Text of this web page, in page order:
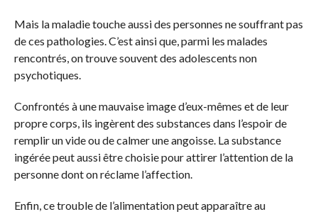
Mais la maladie touche aussi des personnes ne souffrant pas
de ces pathologies. C’est ainsi que, parmi les malades
rencontrés, on trouve souvent des adolescents non
psychotiques.
Confrontés à une mauvaise image d’eux-mêmes et de leur
propre corps, ils ingèrent des substances dans l’espoir de
remplir un vide ou de calmer une angoisse. La substance
ingérée peut aussi être choisie pour attirer l’attention de la
personne dont on réclame l’affection.
Enfin, ce trouble de l’alimentation peut apparaître au